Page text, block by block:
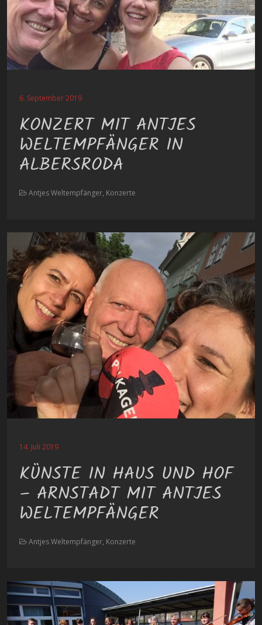
6. September 2019
KONZERT MIT ANTJES
WELTEMPFÄNGER IN
ALBERSRODA
Antjes Weltempfänger, Konzerte
14. Juli 2019
KÜNSTE IN HAUS UND HOF
– ARNSTADT MIT ANTJES
WELTEMPFÄNGER
Antjes Weltempfänger, Konzerte